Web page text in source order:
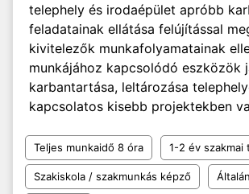
telephely és irodaépület apróbb
feladatainak ellátása felújítással
kivitelezők munkafolyamatainak
munkájához kapcsolódó eszközök
karbantartása, leltározása
kapcsolatos kisebb projektekben
Teljes munkaidő 8 óra 1-2 év szakmai
Szakiskola / szakmunkás képző